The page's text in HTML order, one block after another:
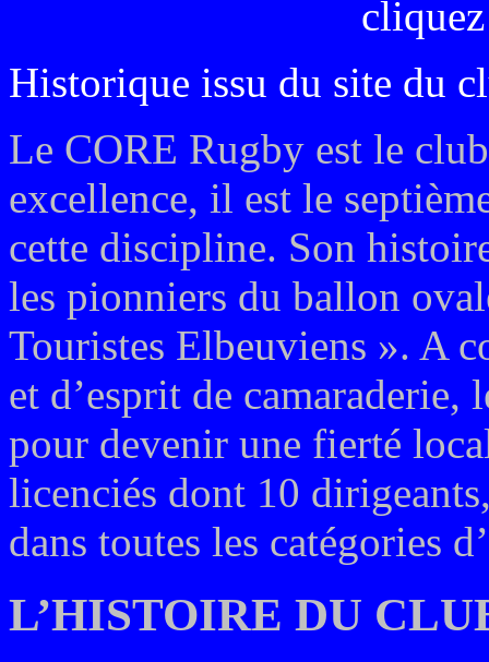
Historique issu du site du
Le CORE Rugby est le
excellence, il est le
cette discipline. Son
les pionniers du ballon
Touristes Elbeuviens ». A
et d’esprit de camaraderie,
pour devenir une fierté
licenciés dont 10
dans toutes les catégories
L’HISTOIRE DU